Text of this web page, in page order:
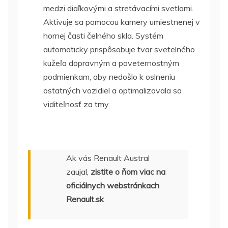
medzi diaľkovými a stretávacími svetlami.
Aktivuje sa pomocou kamery umiestnenej v
hornej časti čelného skla. Systém
automaticky prispôsobuje tvar svetelného
kužeľa dopravným a poveternostným
podmienkam, aby nedošlo k oslneniu
ostatných vozidiel a optimalizovala sa
viditeľnosť za tmy.
Ak vás Renault Austral
zaujal, zistite o ňom viac na
oficiálnych webstránkach
Renault.sk